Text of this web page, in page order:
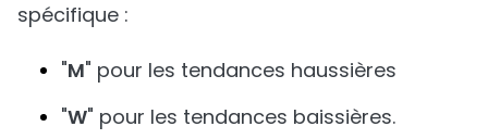
spécifique :
"M" pour les tendances haussières
"W" pour les tendances baissières.